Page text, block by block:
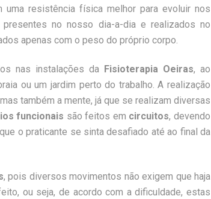
resistência física melhor para evoluir nos
no nosso dia-a-dia e realizados no
apenas com o peso do próprio corpo.
nas instalações da Fisioterapia Oeiras, ao
ou um jardim perto do trabalho. A realização
também a mente, já que se realizam diversas
funcionais são feitos em circuitos, devendo
o praticante se sinta desafiado até ao final da
, pois diversos movimentos não exigem que haja
ou seja, de acordo com a dificuldade, estas